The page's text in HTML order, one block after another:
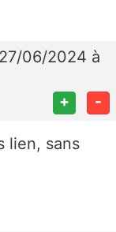
06/2024 à
+ -
lien, sans